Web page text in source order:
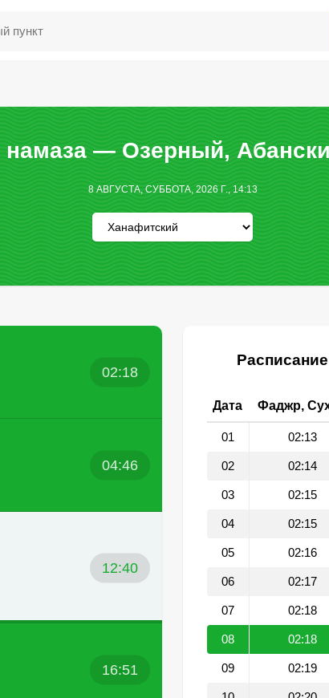
— Озерный,
8 АВГУСТА, СУББОТА, 2026 Г., 14:13
02:18
04:46
12:40
16:51
Дата Фаджр,
01 02:13
02 02:14
03 02:15
04 02:15
05 02:16
06 02:17
07 02:18
08 02:18
09 02:19